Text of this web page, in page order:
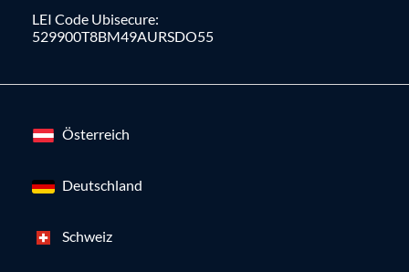
LEI Code Ubisecure:
529900T8BM49AURSDO55
Österreich
Deutschland
Schweiz